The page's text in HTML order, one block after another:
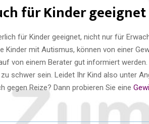
für Kinder geeignet
für Kinder geeignet, nicht nur für
Kinder mit Autismus, können von einer
von einem Berater gut informiert
schwer sein. Leidet Ihr Kind also unter
gegen Reize? Dann probieren Sie eine